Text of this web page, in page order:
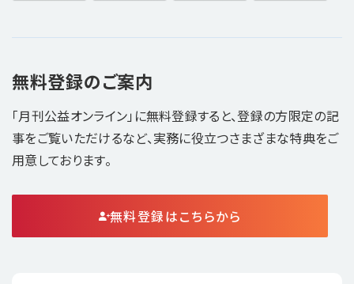
無料登録のご案内
「月刊公益オンライン」に無料登録すると、登録の方限定の記
事をご覧いただけるなど、実務に役立つさまざまな特典をご
用意しております。
無料登録はこちらから